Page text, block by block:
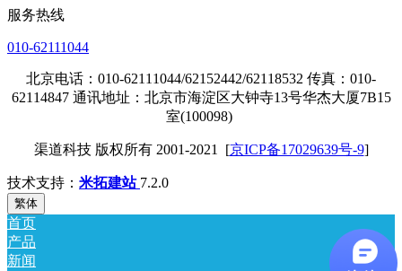
服务热线
010-62111044
北京电话：010-62111044/62152442/62118532 传真：010-
62114847 通讯地址：北京市海淀区大钟寺13号华杰大厦7B15
室(100098)
渠道科技 版权所有 2001-2021 [京ICP备17029639号-9]
技术支持： 米拓建站 7.2.0
繁体
首页
产品
新闻